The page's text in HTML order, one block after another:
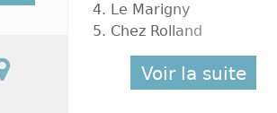
4. Le Marigny
5. Chez Rolland
Voir la suite